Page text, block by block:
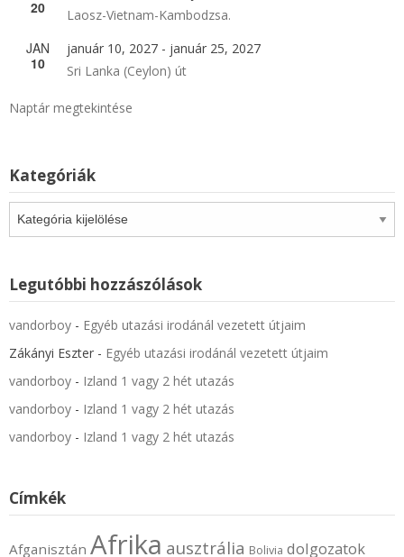
20
Laosz-Vietnam-Kambodzsa.
JAN
10
január 10, 2027 - január 25, 2027
Sri Lanka (Ceylon) út
Naptár megtekintése
Kategóriák
Legutóbbi hozzászólások
vandorboy - Egyéb utazási irodánál vezetett útjaim
Zákányi Eszter - Egyéb utazási irodánál vezetett útjaim
vandorboy - Izland 1 vagy 2 hét utazás
vandorboy - Izland 1 vagy 2 hét utazás
vandorboy - Izland 1 vagy 2 hét utazás
Címkék
Afganisztán Afrika ausztrália Bolivia dolgozatok